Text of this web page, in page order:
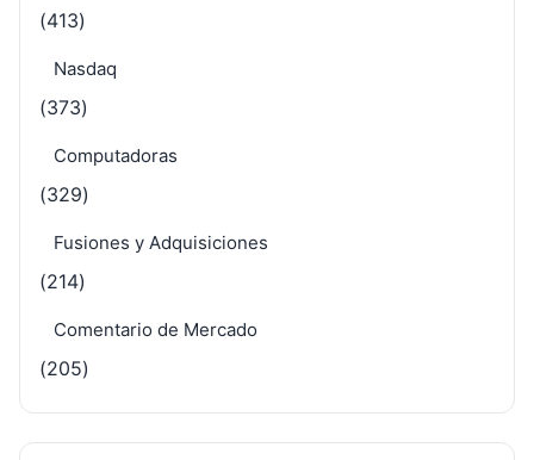
(413)
Nasdaq
(373)
Computadoras
(329)
Fusiones y Adquisiciones
(214)
Comentario de Mercado
(205)